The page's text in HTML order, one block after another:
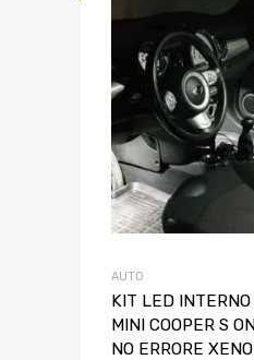
AUTO
KIT LED
MINI COOPER S
NO ERRORE